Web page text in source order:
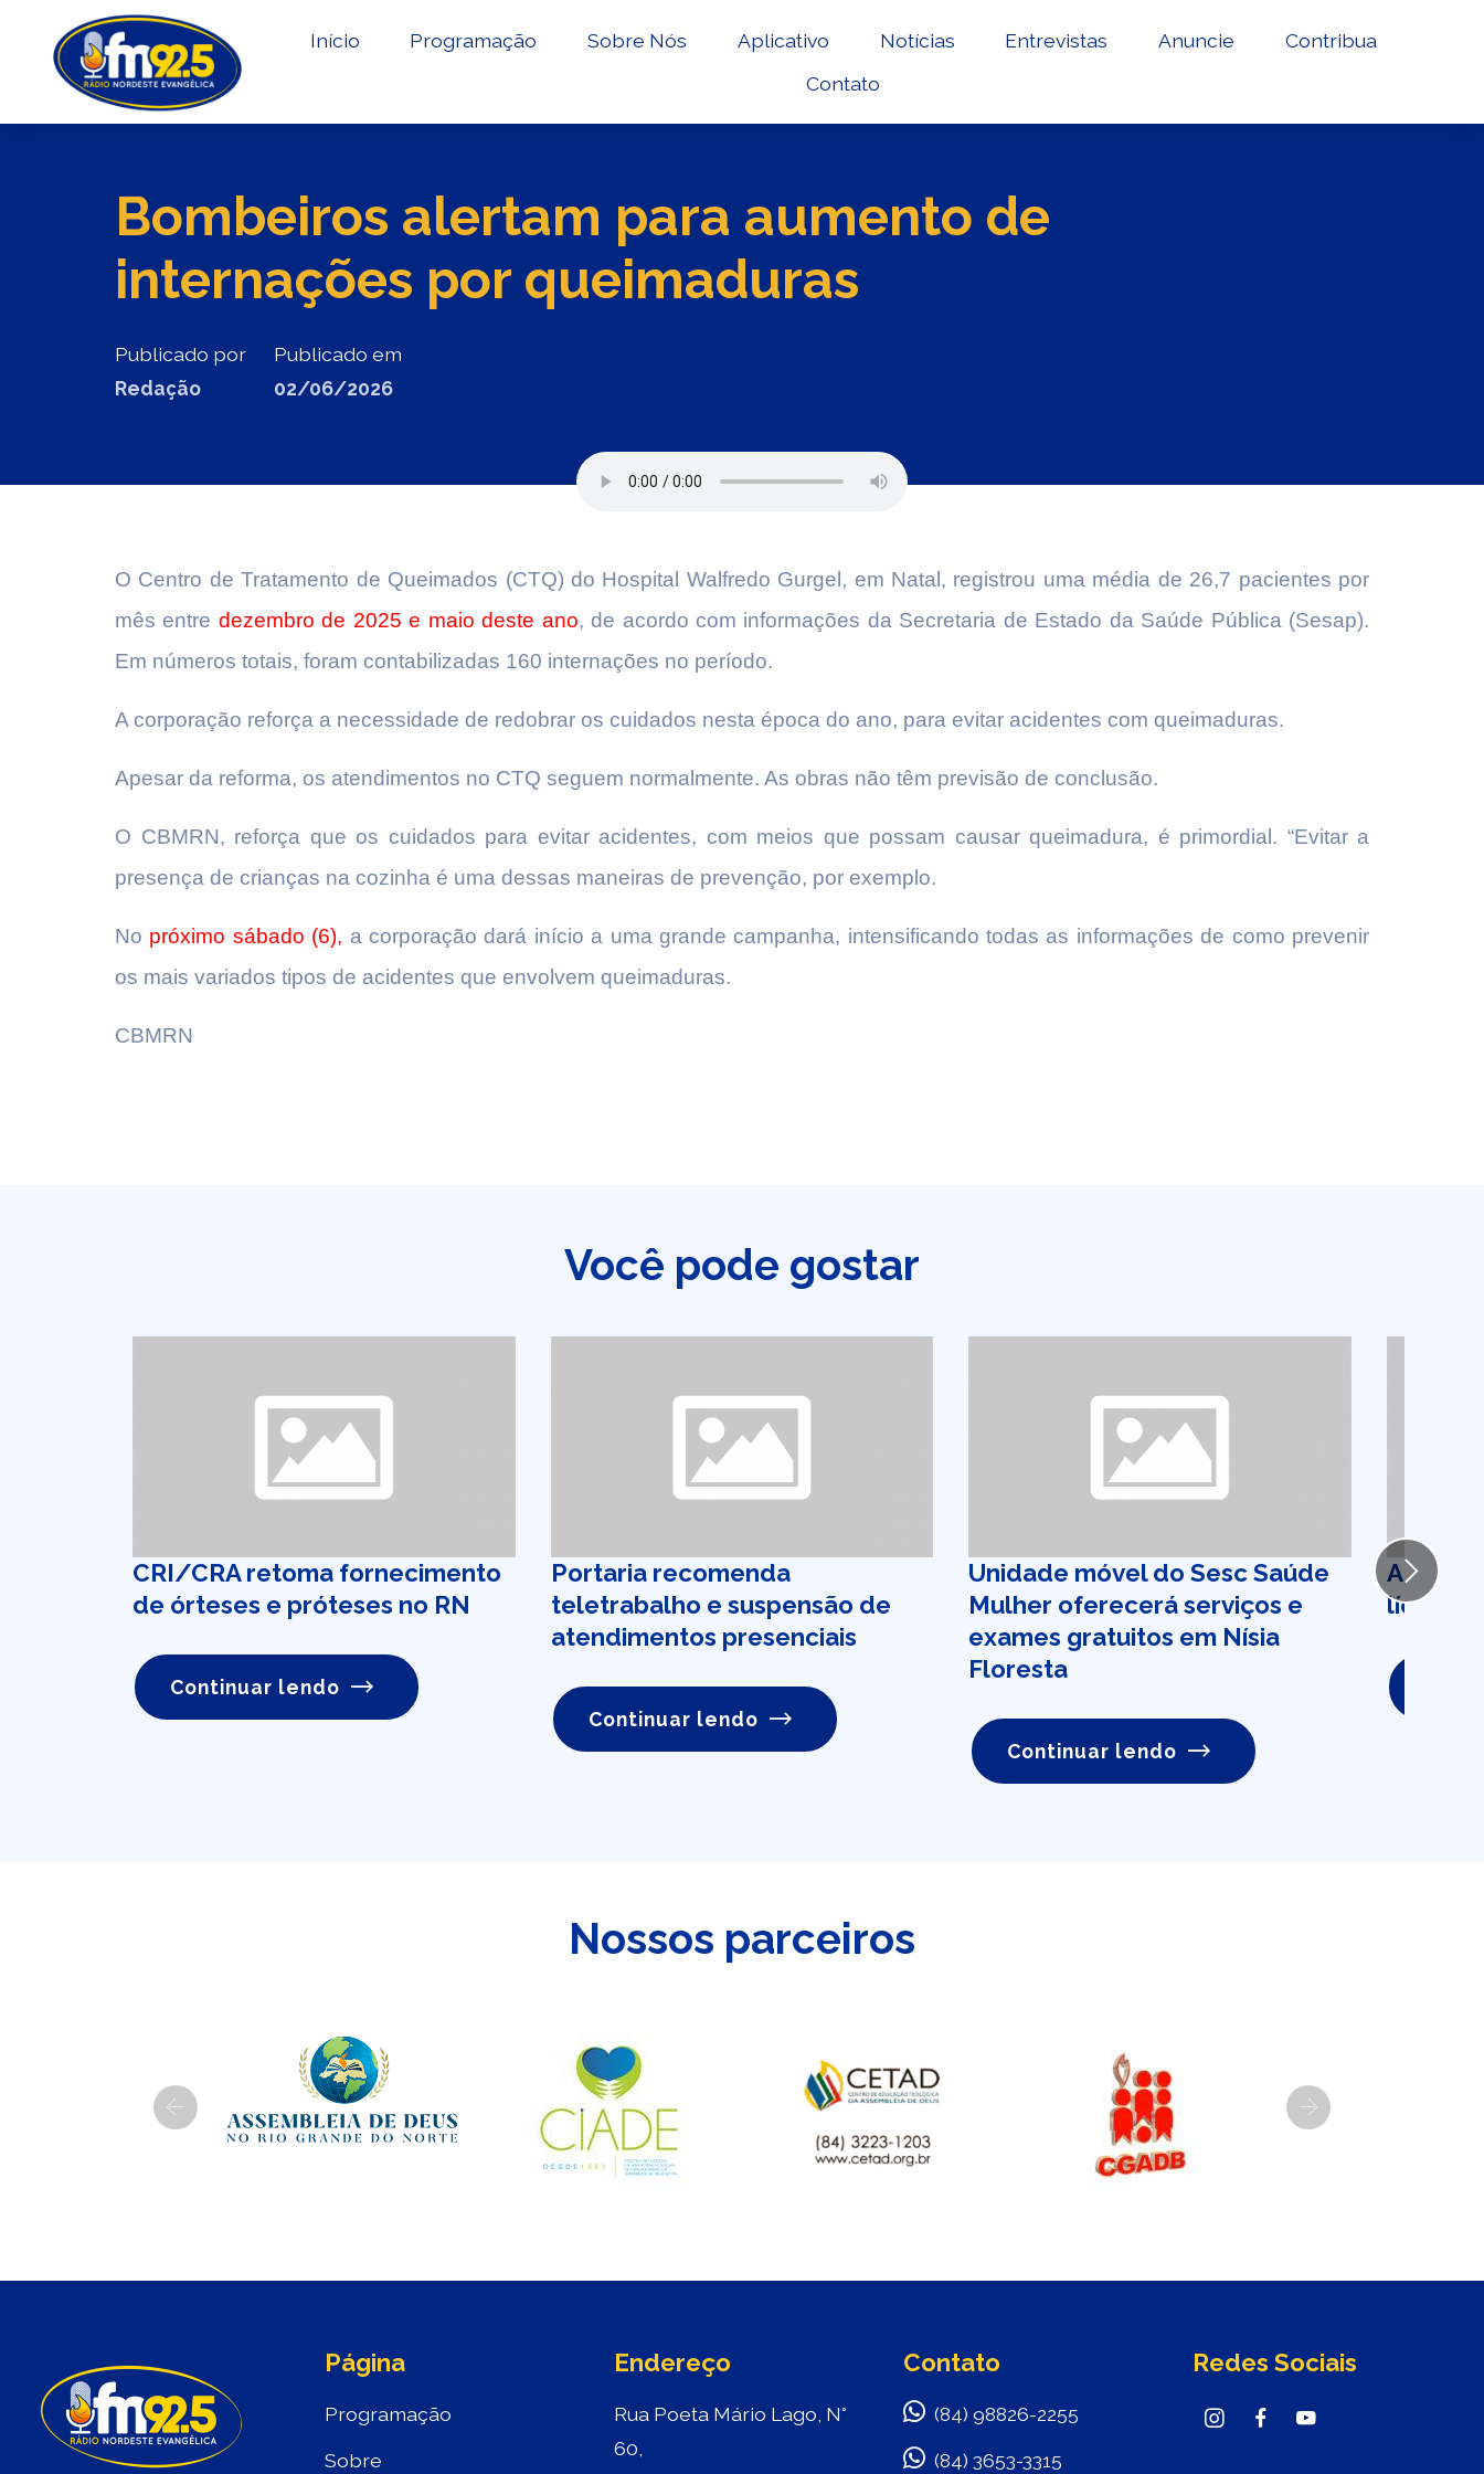
Início Programação Sobre Nós Aplicativo Notícias Entrevistas Anuncie
Contribua
Contato
Bombeiros alertam para aumento de
internações por queimaduras
Publicado por
Redação
Publicado em
02/06/2026
O Centro de Tratamento de Queimados (CTQ) do Hospital Walfredo Gurgel, em Natal, registrou uma média de 26,7 pacientes por
mês entre dezembro de 2025 e maio deste ano, de acordo com informações da Secretaria de Estado da Saúde Pública (Sesap).
Em números totais, foram contabilizadas 160 internações no período.
A corporação reforça a necessidade de redobrar os cuidados nesta época do ano, para evitar acidentes com queimaduras.
Apesar da reforma, os atendimentos no CTQ seguem normalmente. As obras não têm previsão de conclusão.
O CBMRN, reforça que os cuidados para evitar acidentes, com meios que possam causar queimadura, é primordial. “Evitar a
presença de crianças na cozinha é uma dessas maneiras de prevenção, por exemplo.
No próximo sábado (6), a corporação dará início a uma grande campanha, intensificando todas as informações de como prevenir
os mais variados tipos de acidentes que envolvem queimaduras.
CBMRN
Você pode gostar
CRI/CRA retoma fornecimento
de órteses e próteses no RN
Continuar lendo
Portaria recomenda
teletrabalho e suspensão de
atendimentos presenciais
Continuar lendo
Unidade móvel do Sesc Saúde
Mulher oferecerá serviços e
exames gratuitos em Nísia
Floresta
Continuar lendo
Anvisa
líquido
Next
Nossos parceiros
Previous Next
Página
Programação
Sobre
Endereço
Rua Poeta Mário Lago, N°
60,
Contato
(84) 98826-2255
(84) 3653-3315
Redes Sociais